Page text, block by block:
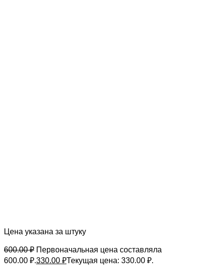
Цена указана за штуку
600.00₽ Первоначальная цена составляла
600.00 ₽.330.00 ₽Текущая цена: 330.00 ₽.